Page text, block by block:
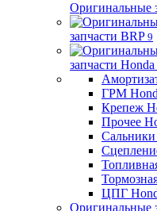
Оригинальные
запчасти BRP 9
запчасти Honda
ГРМ
Крепеж
Прочее
ЦПГ
Оригинальные